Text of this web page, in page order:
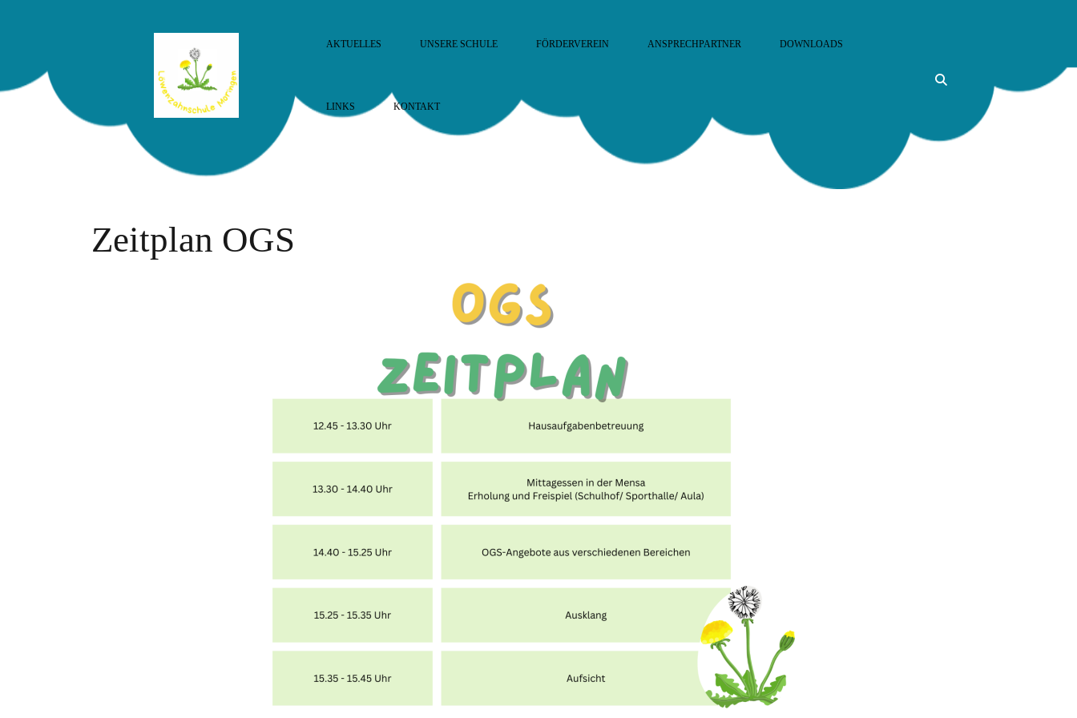
AKTUELLES UNSERE SCHULE FÖRDERVEREIN ANSPRECHPARTNER DOWNLOADS
LINKS KONTAKT
Zeitplan OGS